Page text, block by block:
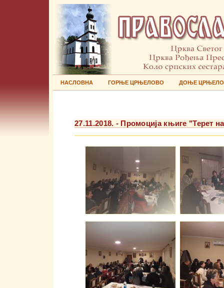
НАСЛОВНА ГОРЊЕ ЦРЊЕЛОВО ДОЊЕ
27.11.2018. - Промоција књиге "Терет